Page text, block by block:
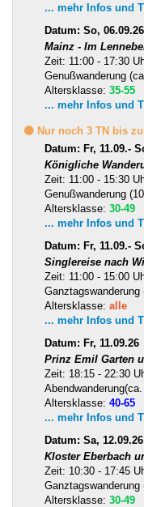
... mehr Infos und
Datum: So, 06.09.26
Mainz - Im
Zeit: 11:00 - 17:30
Genußwanderung
Altersklasse: 35-55
... mehr Infos und
🟡 Nur noch 3 TN bis
Datum: Fr, 11.09.-
Königliche
Zeit: 11:00 - 15:30
Genußwanderung
Altersklasse: 30-49
... mehr Infos und
Datum: Fr, 11.09.-
Singlereise nach
Zeit: 11:00 - 15:00
Ganztagswanderung
Altersklasse: alle
... mehr Infos und
Datum: Fr, 11.09.26
Prinz Emil Garten
Zeit: 18:15 - 22:30
Altersklasse: 40-65
... mehr Infos und
Datum: Sa, 12.09.26
Kloster Eberbach
Zeit: 10:30 - 17:45
Ganztagswanderung
Altersklasse: 30-49